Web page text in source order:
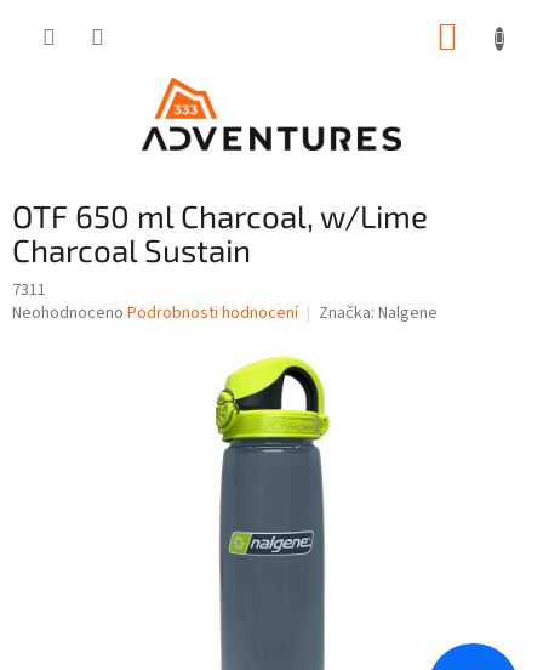
OTF 650 ml Charcoal, w/Lime
Charcoal Sustain
7311
Průměrné
Neohodnoceno Podrobnosti hodnocení Značka: Nalgene